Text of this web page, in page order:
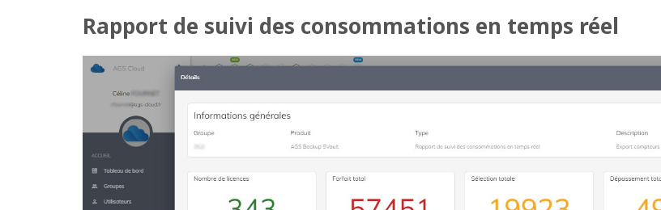
Rapport de suivi des consommations en temps réel